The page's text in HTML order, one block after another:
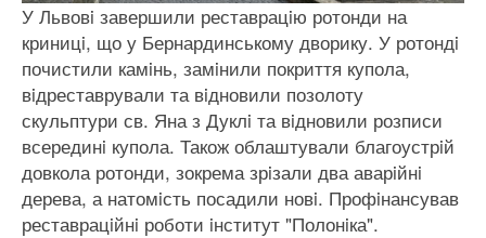
У Львовi завершили реставрацiю ротонди на
криницi, що у Бернардинському дворику. У ротондi
почистили камiнь, замiнили покриття купола,
вiдреставрували та вiдновили позолоту
скульптури св. Яна з Дуклi та вiдновили розписи
всерединi купола. Також облаштували благоустрiй
довкола ротонди, зокрема зрiзали два аварiйнi
дерева, а натомiсть посадили новi. Профiнансував
реставрацiйнi роботи iнститут "Полонiка".